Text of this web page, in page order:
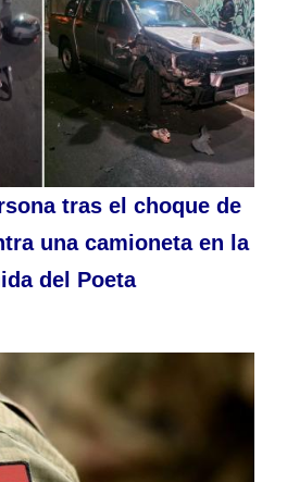
tras el choque de
una camioneta en la
del Poeta